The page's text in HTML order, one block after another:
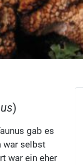
)
gab es
war selbst
war ein eher